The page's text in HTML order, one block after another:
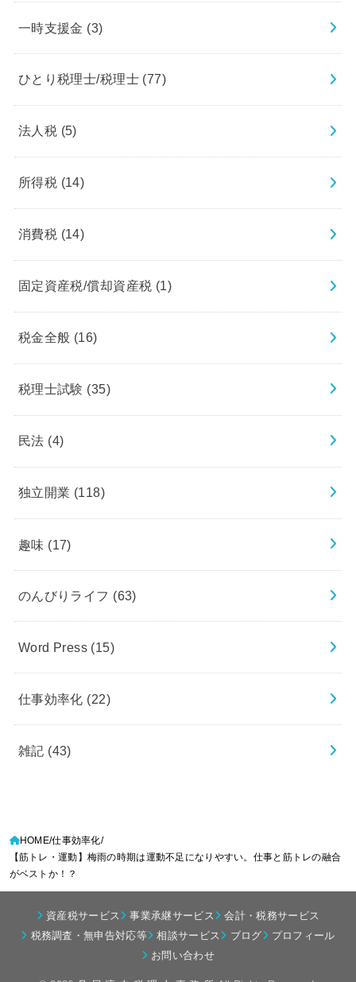
一時支援金 (3)
ひとり税理士/税理士 (77)
法人税 (5)
所得税 (14)
消費税 (14)
固定資産税/償却資産税 (1)
税金全般 (16)
税理士試験 (35)
民法 (4)
独立開業 (118)
趣味 (17)
のんびりライフ (63)
Word Press (15)
仕事効率化 (22)
雑記 (43)
HOME 仕事効率化
【筋トレ・運動】梅雨の時期は運動不足になりやすい。仕事と筋トレの融合
がベストか！？
資産税サービス 事業承継サービス
会計・税務サービス
税務調査・無申告対応等
相談サービス ブログ
プロフィール
お問い合わせ